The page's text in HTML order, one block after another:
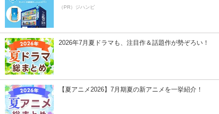
（PR）ジハンピ
2026年7月夏ドラマも、注目作＆話題作が勢ぞろい！
【夏アニメ2026】7月期夏の新アニメを一挙紹介！